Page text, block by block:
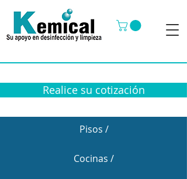
Realice su cotización
Pisos /
Cocinas /